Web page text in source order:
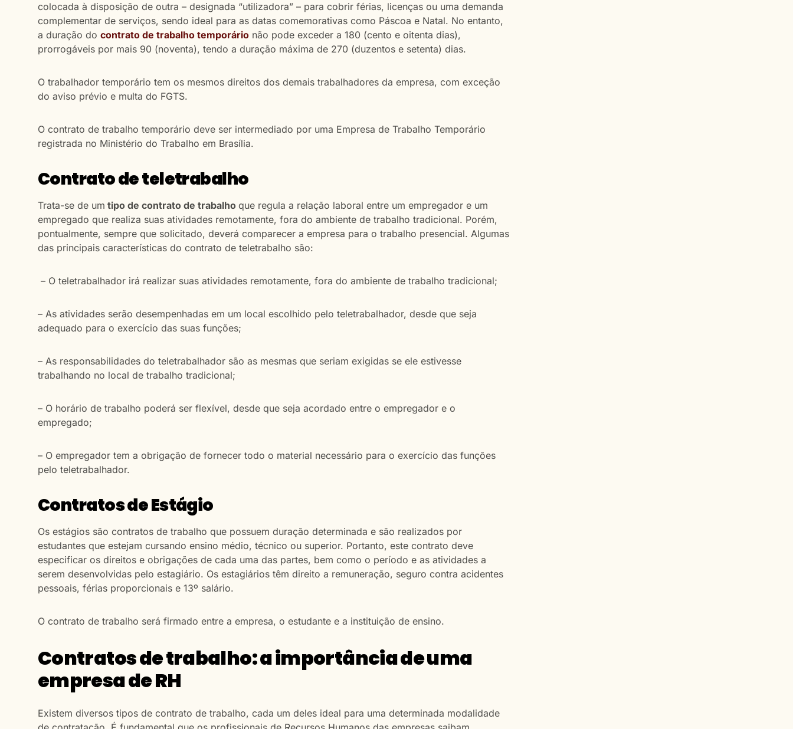
colocada à disposição de outra – designada “utilizadora” – para cobrir férias, licenças ou uma demanda
complementar de serviços, sendo ideal para as datas comemorativas como Páscoa e Natal. No entanto,
a duração do contrato de trabalho temporário não pode exceder a 180 (cento e oitenta dias),
prorrogáveis por mais 90 (noventa), tendo a duração máxima de 270 (duzentos e setenta) dias.
O trabalhador temporário tem os mesmos direitos dos demais trabalhadores da empresa, com exceção
do aviso prévio e multa do FGTS.
O contrato de trabalho temporário deve ser intermediado por uma Empresa de Trabalho Temporário
registrada no Ministério do Trabalho em Brasília.
Contrato de teletrabalho
Trata-se de um tipo de contrato de trabalho que regula a relação laboral entre um empregador e um
empregado que realiza suas atividades remotamente, fora do ambiente de trabalho tradicional. Porém,
pontualmente, sempre que solicitado, deverá comparecer a empresa para o trabalho presencial. Algumas
das principais características do contrato de teletrabalho são:
– O teletrabalhador irá realizar suas atividades remotamente, fora do ambiente de trabalho tradicional;
– As atividades serão desempenhadas em um local escolhido pelo teletrabalhador, desde que seja
adequado para o exercício das suas funções;
– As responsabilidades do teletrabalhador são as mesmas que seriam exigidas se ele estivesse
trabalhando no local de trabalho tradicional;
– O horário de trabalho poderá ser flexível, desde que seja acordado entre o empregador e o
empregado;
– O empregador tem a obrigação de fornecer todo o material necessário para o exercício das funções
pelo teletrabalhador.
Contratos de Estágio
Os estágios são contratos de trabalho que possuem duração determinada e são realizados por
estudantes que estejam cursando ensino médio, técnico ou superior. Portanto, este contrato deve
especificar os direitos e obrigações de cada uma das partes, bem como o período e as atividades a
serem desenvolvidas pelo estagiário. Os estagiários têm direito a remuneração, seguro contra acidentes
pessoais, férias proporcionais e 13º salário.
O contrato de trabalho será firmado entre a empresa, o estudante e a instituição de ensino.
Contratos de trabalho: a importância de uma
empresa de RH
Existem diversos tipos de contrato de trabalho, cada um deles ideal para uma determinada modalidade